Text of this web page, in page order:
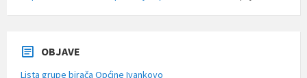
OBJAVE
Lista grupe birača Općine Ivankovo